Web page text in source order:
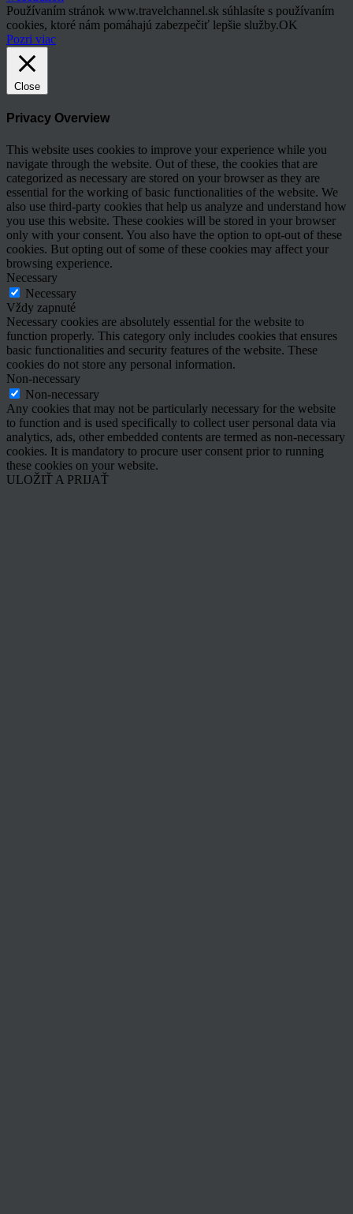
Používaním stránok www.travelchannel.sk súhlasíte s používaním
cookies, ktoré nám pomáhajú zabezpečiť lepšie služby.OK
Pozri viac
Close
Privacy Overview
This website uses cookies to improve your experience while you
navigate through the website. Out of these, the cookies that are
categorized as necessary are stored on your browser as they are
essential for the working of basic functionalities of the website. We
also use third-party cookies that help us analyze and understand how
you use this website. These cookies will be stored in your browser
only with your consent. You also have the option to opt-out of these
cookies. But opting out of some of these cookies may affect your
browsing experience.
Necessary
Necessary
Vždy zapnuté
Necessary cookies are absolutely essential for the website to
function properly. This category only includes cookies that ensures
basic functionalities and security features of the website. These
cookies do not store any personal information.
Non-necessary
Non-necessary
Any cookies that may not be particularly necessary for the website
to function and is used specifically to collect user personal data via
analytics, ads, other embedded contents are termed as non-necessary
cookies. It is mandatory to procure user consent prior to running
these cookies on your website.
ULOŽIŤ A PRIJAŤ